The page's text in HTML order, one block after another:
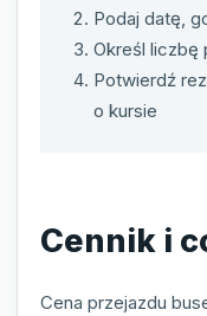
Podaj datę,
Określ liczbę
Potwierdź
o kursie
Cennik i
Cena przejazdu